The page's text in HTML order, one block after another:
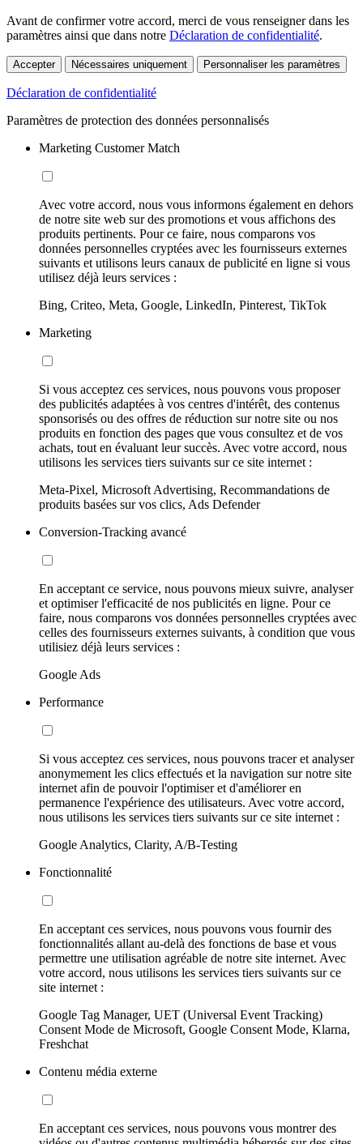
Avant de confirmer votre accord, merci de vous renseigner dans les
paramètres ainsi que dans notre Déclaration de confidentialité.
Accepter Nécessaires uniquement Personnaliser les paramètres
Déclaration de confidentialité
Paramètres de protection des données personnalisés
Marketing Customer Match
Avec votre accord, nous vous informons également en dehors
de notre site web sur des promotions et vous affichons des
produits pertinents. Pour ce faire, nous comparons vos
données personnelles cryptées avec les fournisseurs externes
suivants et utilisons leurs canaux de publicité en ligne si vous
utilisez déjà leurs services :
Bing, Criteo, Meta, Google, LinkedIn, Pinterest, TikTok
Marketing
Si vous acceptez ces services, nous pouvons vous proposer
des publicités adaptées à vos centres d'intérêt, des contenus
sponsorisés ou des offres de réduction sur notre site ou nos
produits en fonction des pages que vous consultez et de vos
achats, tout en évaluant leur succès. Avec votre accord, nous
utilisons les services tiers suivants sur ce site internet :
Meta-Pixel, Microsoft Advertising, Recommandations de
produits basées sur vos clics, Ads Defender
Conversion-Tracking avancé
En acceptant ce service, nous pouvons mieux suivre, analyser
et optimiser l'efficacité de nos publicités en ligne. Pour ce
faire, nous comparons vos données personnelles cryptées avec
celles des fournisseurs externes suivants, à condition que vous
utilisiez déjà leurs services :
Google Ads
Performance
Si vous acceptez ces services, nous pouvons tracer et analyser
anonymement les clics effectués et la navigation sur notre site
internet afin de pouvoir l'optimiser et d'améliorer en
permanence l'expérience des utilisateurs. Avec votre accord,
nous utilisons les services tiers suivants sur ce site internet :
Google Analytics, Clarity, A/B-Testing
Fonctionnalité
En acceptant ces services, nous pouvons vous fournir des
fonctionnalités allant au-delà des fonctions de base et vous
permettre une utilisation agréable de notre site internet. Avec
votre accord, nous utilisons les services tiers suivants sur ce
site internet :
Google Tag Manager, UET (Universal Event Tracking)
Consent Mode de Microsoft, Google Consent Mode, Klarna,
Freshchat
Contenu média externe
En acceptant ces services, nous pouvons vous montrer des